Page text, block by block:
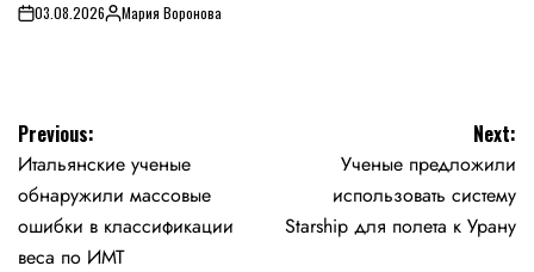
on03.08.2026PostedМария Воронова
Навигация
по
записям
Previous:
Итальянские ученые
обнаружили массовые
ошибки в классификации
веса по ИМТ
Next:
Ученые предложили
использовать систему
Starship для полета к Урану